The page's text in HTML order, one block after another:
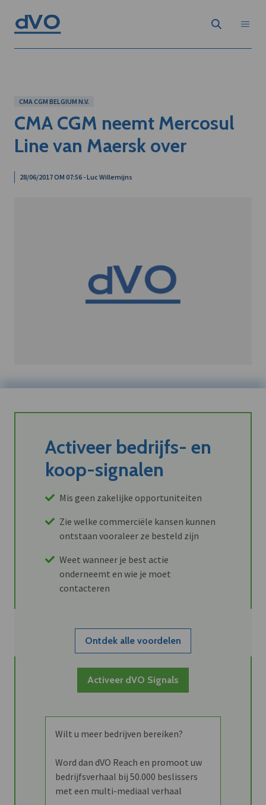
CMA CGM BELGIUM N.V.
CMA CGM neemt Mercosul
Line van Maersk over
28/06/2017 OM 07:56 - Luc Willemijns
Activeer bedrijfs- en
koop-signalen
Mis geen zakelijke opportuniteiten
Zie welke commerciële kansen kunnen
ontstaan vooraleer ze besteld zijn
Weet wanneer je best actie
onderneemt en wie je moet
contacteren
Ontdek alle voordelen
Activeer dVO Signals
Wilt u meer bedrijven bereiken?
Word dan dVO Reach en promoot uw
bedrijfsverhaal bij 50.000 beslissers
met een multi-mediaal verhaal